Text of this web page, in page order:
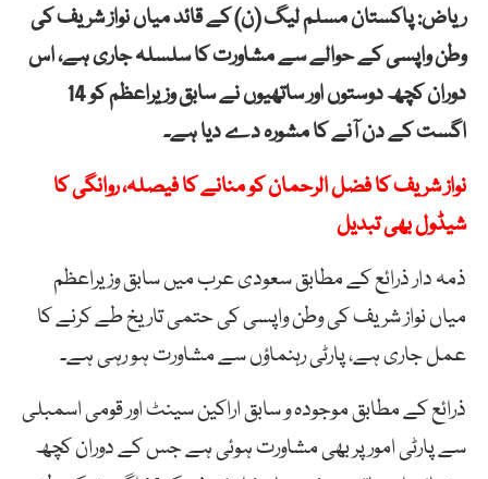
ریاض: پاکستان مسلم لیگ (ن) کے قائد میاں نواز شریف کی
وطن واپسی کے حوالے سے مشاورت کا سلسلہ جاری ہے، اس
دوران کچھ دوستوں اور ساتھیوں نے سابق وزیراعظم کو 14
اگست کے دن آنے کا مشورہ دے دیا ہے۔
نواز شریف کا فضل الرحمان کو منانے کا فیصلہ، روانگی کا
شیڈول بھی تبدیل
ذمہ دار ذرائع کے مطابق سعودی عرب میں سابق وزیراعظم
میاں نواز شریف کی وطن واپسی کی حتمی تاریخ طے کرنے کا
عمل جاری ہے، پارٹی رہنماؤں سے مشاورت ہو رہی ہے۔
ذرائع کے مطابق موجودہ و سابق اراکین سینٹ اور قومی اسمبلی
سے پارٹی امور پر بھی مشاورت ہوئی ہے جس کے دوران کچھ